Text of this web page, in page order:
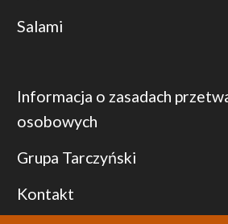
Salami
Informacja o zasadach
osobowych
Grupa Tarczyński
Kontakt